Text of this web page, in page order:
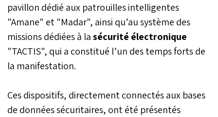
pavillon dédié aux patrouilles intelligentes
"Amane" et "Madar", ainsi qu’au système des
missions dédiées à lasécurité électronique
"TACTIS", qui a constitué l’un des temps forts de
la manifestation.
Ces dispositifs, directement connectés aux bases
de données sécuritaires, ont été présentés